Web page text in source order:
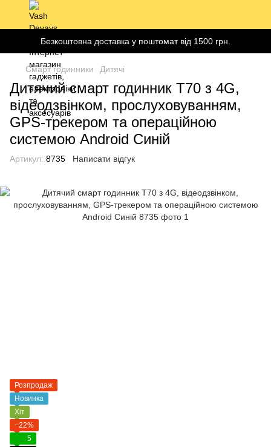
Безкоштовна доставка у поштомат від 1500 грн.
Смарт годинники Дитячі
Дитячий смарт годинник T70 з 4G,
відеодзвінком, прослуховуванням,
GPS-трекером та операційною
системою Android Синій
Артикул: 8735 Написати відгук
Розпродаж
Новинка
Хіт
−22%
5